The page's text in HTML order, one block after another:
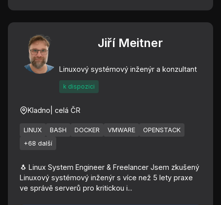
Jiří Meitner
Linuxový systémový inženýr a konzultant
k dispozici
Kladno | celá ČR
LINUX BASH DOCKER VMWARE
OPENSTACK
+68 další
🐧 Linux System Engineer & Freelancer Jsem zkušený
Linuxový systémový inženýr s více než 5 lety praxe
ve správě serverů pro kritickou i...